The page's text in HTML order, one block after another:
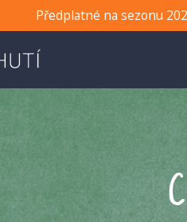
Předplatné na sezonu